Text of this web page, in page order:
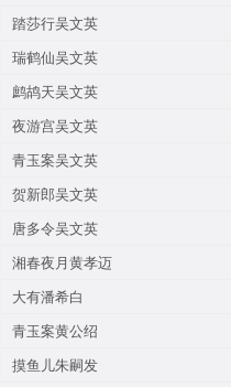
踏莎行吴文英
瑞鹤仙吴文英
鹧鸪天吴文英
夜游宫吴文英
青玉案吴文英
贺新郎吴文英
唐多令吴文英
湘春夜月黄孝迈
大有潘希白
青玉案黄公绍
摸鱼儿朱嗣发